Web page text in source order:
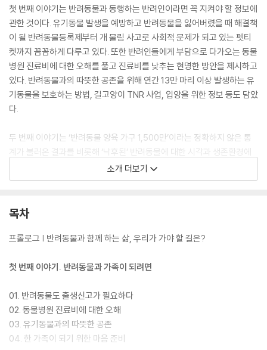
첫 번째 이야기는 반려동물과 동행하는 반려인이라면 꼭 지켜야 할 정보에
관한 것이다. 유기동물 발생을 예방하고 반려동물을 잃어버렸을 때 해결책
이 될 반려동물등록제부터 개 물림 사고로 사회적 문제가 되고 있는 펫티
켓까지 꼼꼼하게 다루고 있다. 또한 반려인들에게 부담으로 다가오는 동물
병원 진료비에 대한 오해를 풀고 진료비를 낮추는 현명한 방안을 제시하고
있다. 반려동물과의 따뜻한 공존을 위해 연간 13만 마리 이상 발생하는 유
기동물을 보호하는 방법, 길고양이 TNR 사업, 입양을 위한 정보 등도 담았
다.
두 번째 이야기는 ‘반려동물 양육 가구 1,500만’이라는 정확하지 않은 통
계가 불러온 결과를 비롯해 ‘낙후된’ 반려동물에 대한 시각과 생존환경에
대해 다루고 있다. 우리나라 민법은 ‘인간’과 ‘물건’ 이분법적 체계를 가진
다. 반려동물은 인간이 아니기 때문에 민법상 물건인 셈이다. 하지만 법적
‘물건인 듯 물건 아닌, 물건 같은 동물’로 애매한 위치에 있어 동물의 법적
희생당하는 동물이 겪는 현실적인 문제를 다뤘고 이러한 동물 학대를 해결
자행되는 동물 학대 범죄에 대해서도 강력한 동물보호법에 합당한 양형기
세 번째 이야기는 반려동물과 동반자로서 인생을 보내기 위해 개선되어야
할 것들에 대한 이야기를 담았다. 합법과 불법 사이 회색지대에 있는 개 식
용 논란에 대해 따끔한 일침을 가했고, 사설유기동물보호소의 열악한 환경
소개 더보기
목차
프롤로그 | 반려동물과 함께 하는 삶, 우리가 가야 할 길은?
첫 번째 이야기. 반려동물과 가족이 되려면
01. 반려동물도 출생신고가 필요하다
02. 동물병원 진료비에 대한 오해
03. 유기동물과의 따뜻한 공존
04. 한 가족이 되기 위한 마음 준비